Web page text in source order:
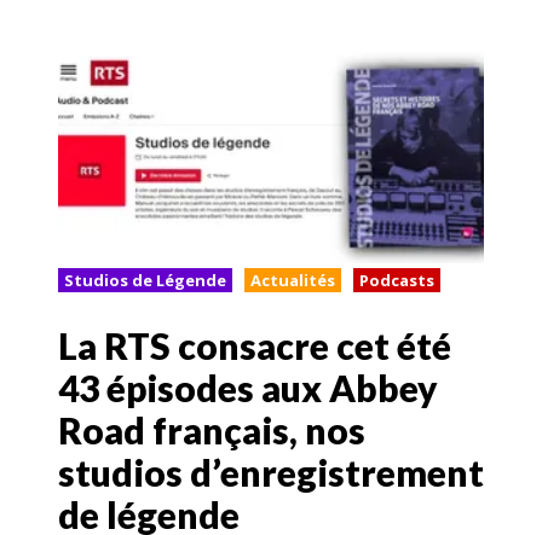
Studios de Légende Actualités Podcasts
La RTS consacre cet été
43 épisodes aux Abbey
Road français, nos
studios d’enregistrement
de légende